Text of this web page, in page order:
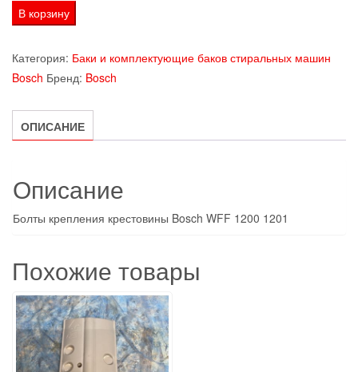
Количество
товара
крепления
крестовины
Bosch
WFF
В корзину
Категория: Баки и комплектующие баков стиральных машин
Bosch Бренд: Bosch
ОПИСАНИЕ
Описание
Болты крепления крестовины Bosch WFF 1200 1201
Похожие товары